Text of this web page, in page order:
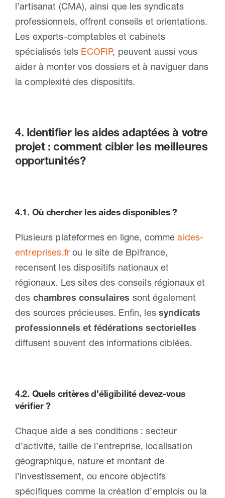
l’artisanat (CMA), ainsi que les syndicats
professionnels, offrent conseils et orientations.
Les experts-comptables et cabinets
spécialisés tels ECOFIP, peuvent aussi vous
aider à monter vos dossiers et à naviguer dans
la complexité des dispositifs.
4. Identifier les aides adaptées à votre
projet : comment cibler les meilleures
opportunités?
4.1. Où chercher les aides disponibles ?
Plusieurs plateformes en ligne, commeaides-
entreprises.fr ou le site de Bpifrance,
recensent les dispositifs nationaux et
régionaux. Les sites des conseils régionaux et
des chambres consulaires sont également
des sources précieuses. Enfin, lessyndicats
professionnels et fédérations sectorielles
diffusent souvent des informations ciblées.
4.2. Quels critères d’éligibilitédevez-vous
vérifier ?
Chaque aide a ses conditions : secteur
d’activité, taille de l’entreprise, localisation
géographique, nature et montant de
l’investissement, ou encore objectifs
spécifiques comme la création d’emplois ou la